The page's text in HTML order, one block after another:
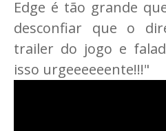
Edge é tão grande
desconfiar que o
trailer do jogo e
isso urgeeeeeente!!!"